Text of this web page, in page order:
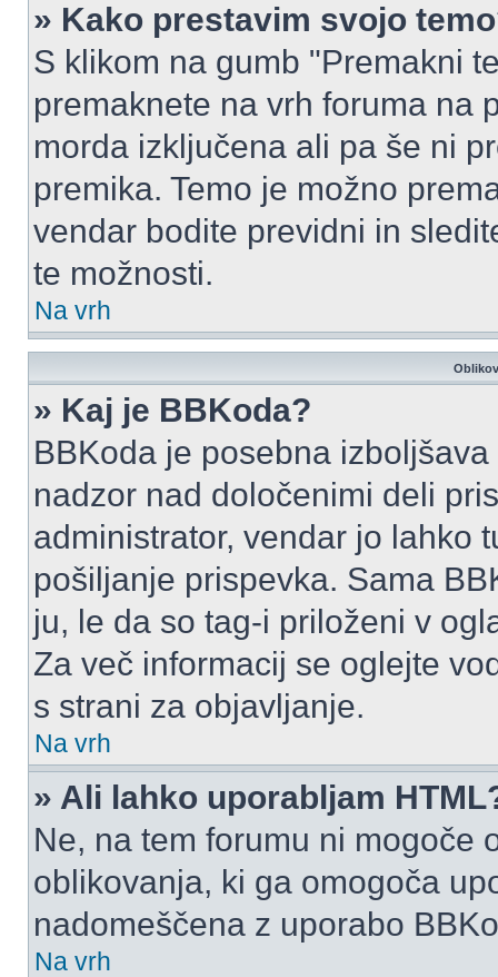
» Kako prestavim svojo
S klikom na gumb "Premakni
premaknete na vrh foruma na
morda izključena ali pa še ni
premika. Temo je možno
vendar bodite previdni in
te možnosti.
Na vrh
» Kaj je BBKoda?
BBKoda je posebna
nadzor nad določenimi deli
administrator, vendar jo lahko
pošiljanje prispevka. Sama
ju, le da so tag-i priloženi v
Za več informacij se oglejte
s strani za objavljanje.
Na vrh
» Ali lahko uporabljam
Ne, na tem forumu ni mogoče
oblikovanja, ki ga omogoča
nadomeščena z uporabo
Na vrh